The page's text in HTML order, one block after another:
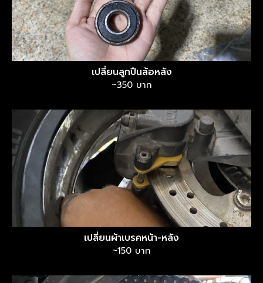
เปลี่ยนลูกปืนล้อหลัง
~350 บาท
เปลี่ยนผ้าเบรคหน้า-หลัง
~150 บาท